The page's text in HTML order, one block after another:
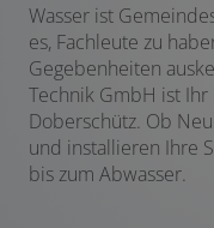
Wasser ist
es, Fachleute zu
Gegebenheiten
Technik GmbH ist
Doberschütz. Ob
und installieren Ihre
bis zum Abwasser.